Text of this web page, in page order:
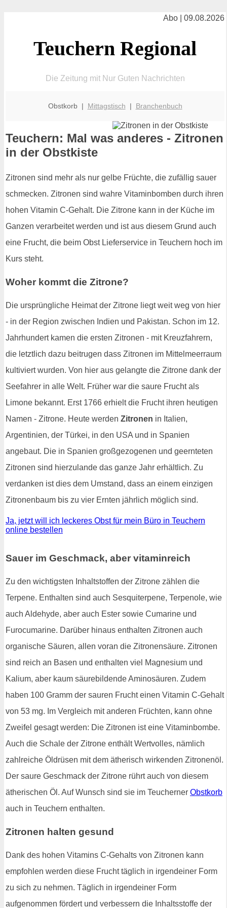
Abo | 09.08.2026
Teuchern Regional
Die Zeitung mit Nur Guten Nachrichten
Obstkorb | Mittagstisch | Branchenbuch
Teuchern: Mal was anderes - Zitronen
in der Obstkiste
Zitronen sind mehr als nur gelbe Früchte, die zufällig sauer
schmecken. Zitronen sind wahre Vitaminbomben durch ihren
hohen Vitamin C-Gehalt. Die Zitrone kann in der Küche im
Ganzen verarbeitet werden und ist aus diesem Grund auch
eine Frucht, die beim Obst Lieferservice in Teuchern hoch im
Kurs steht.
Woher kommt die Zitrone?
Die ursprüngliche Heimat der Zitrone liegt weit weg von hier
- in der Region zwischen Indien und Pakistan. Schon im 12.
Jahrhundert kamen die ersten Zitronen - mit Kreuzfahrern,
die letztlich dazu beitrugen dass Zitronen im Mittelmeerraum
kultiviert wurden. Von hier aus gelangte die Zitrone dank der
Seefahrer in alle Welt. Früher war die saure Frucht als
Limone bekannt. Erst 1766 erhielt die Frucht ihren heutigen
Namen - Zitrone. Heute werden Zitronen in Italien,
Argentinien, der Türkei, in den USA und in Spanien
angebaut. Die in Spanien großgezogenen und geernteten
Zitronen sind hierzulande das ganze Jahr erhältlich. Zu
verdanken ist dies dem Umstand, dass an einem einzigen
Zitronenbaum bis zu vier Ernten jährlich möglich sind.
Ja, jetzt will ich leckeres Obst für mein Büro in Teuchern
online bestellen
Sauer im Geschmack, aber vitaminreich
Zu den wichtigsten Inhaltstoffen der Zitrone zählen die
Terpene. Enthalten sind auch Sesquiterpene, Terpenole, wie
auch Aldehyde, aber auch Ester sowie Cumarine und
Furocumarine. Darüber hinaus enthalten Zitronen auch
organische Säuren, allen voran die Zitronensäure. Zitronen
sind reich an Basen und enthalten viel Magnesium und
Kalium, aber kaum säurebildende Aminosäuren. Zudem
haben 100 Gramm der sauren Frucht einen Vitamin C-Gehalt
von 53 mg. Im Vergleich mit anderen Früchten, kann ohne
Zweifel gesagt werden: Die Zitronen ist eine Vitaminbombe.
Auch die Schale der Zitrone enthält Wertvolles, nämlich
zahlreiche Öldrüsen mit dem ätherisch wirkenden Zitronenöl.
Der saure Geschmack der Zitrone rührt auch von diesem
ätherischen Öl. Auf Wunsch sind sie im Teucherner Obstkorb
auch in Teuchern enthalten.
Zitronen halten gesund
Dank des hohen Vitamins C-Gehalts von Zitronen kann
empfohlen werden diese Frucht täglich in irgendeiner Form
zu sich zu nehmen. Täglich in irgendeiner Form
aufgenommen fördert und verbessern die Inhaltsstoffe der